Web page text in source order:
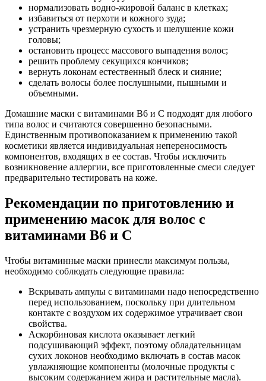
нормализовать водно-жировой баланс в клетках;
избавиться от перхоти и кожного зуда;
устранить чрезмерную сухость и шелушение кожи
головы;
остановить процесс массового выпадения волос;
решить проблему секущихся кончиков;
вернуть локонам естественный блеск и сияние;
сделать волосы более послушными, пышными и
объемными.
Домашние маски с витаминами В6 и С подходят для любого
типа волос и считаются совершенно безопасными.
Единственным противопоказанием к применению такой
косметики является индивидуальная непереносимость
компонентов, входящих в ее состав. Чтобы исключить
возникновение аллергии, все приготовленные смеси следует
предварительно тестировать на коже.
Рекомендации по приготовлению и
применению масок для волос с
витаминами В6 и С
Чтобы витаминные маски принесли максимум пользы,
необходимо соблюдать следующие правила:
Вскрывать ампулы с витаминами надо непосредственно
перед использованием, поскольку при длительном
контакте с воздухом их содержимое утрачивает свои
свойства.
Аскорбиновая кислота оказывает легкий
подсушивающий эффект, поэтому обладательницам
сухих локонов необходимо включать в состав масок
увлажняющие компоненты (молочные продукты с
высоким содержанием жира и растительные масла).